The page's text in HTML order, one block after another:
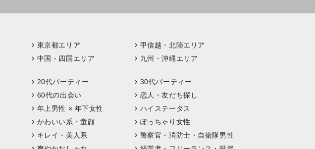
東京都エリア
甲信越・北陸エリア
中国・四国エリア 九州・沖縄エリア
20代パーティー
30代パーティー
60代の出会い
恋人・友だち探し
年上男性 × 年下女性
ハイステータス
かわいい系・童顔
ぽっちゃり女性
キレイ・美人系
警察官・消防士・自衛隊男性